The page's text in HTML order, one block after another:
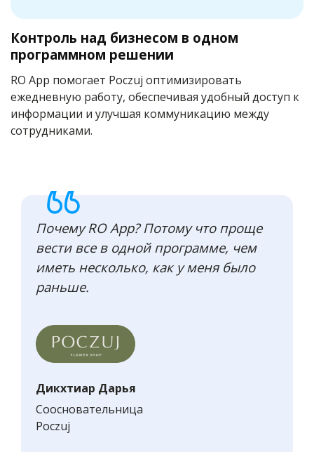
Контроль над бизнесом в одном
программном решении
RO App помогает Poczuj оптимизировать
ежедневную работу, обеспечивая удобный доступ к
информации и улучшая коммуникацию между
сотрудниками.
Почему RO App? Потому что проще
вести все в одной программе, чем
иметь несколько, как у меня было
раньше.
Дикхтиар Дарья
Соосновательница
Poczuj